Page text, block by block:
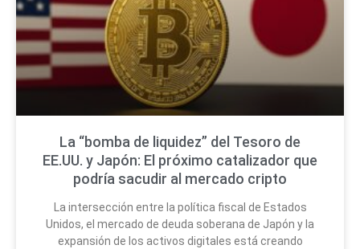
La “bomba de liquidez” del Tesoro de
EE.UU. y Japón: El próximo catalizador que
podría sacudir al mercado cripto
La intersección entre la política fiscal de Estados
Unidos, el mercado de deuda soberana de Japón y la
expansión de los activos digitales está creando